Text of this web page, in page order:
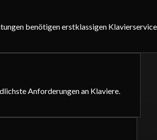
benötigen erstklassigen
Anforderungen an Klaviere.